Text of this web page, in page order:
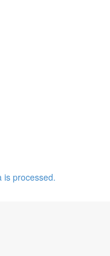
is processed.